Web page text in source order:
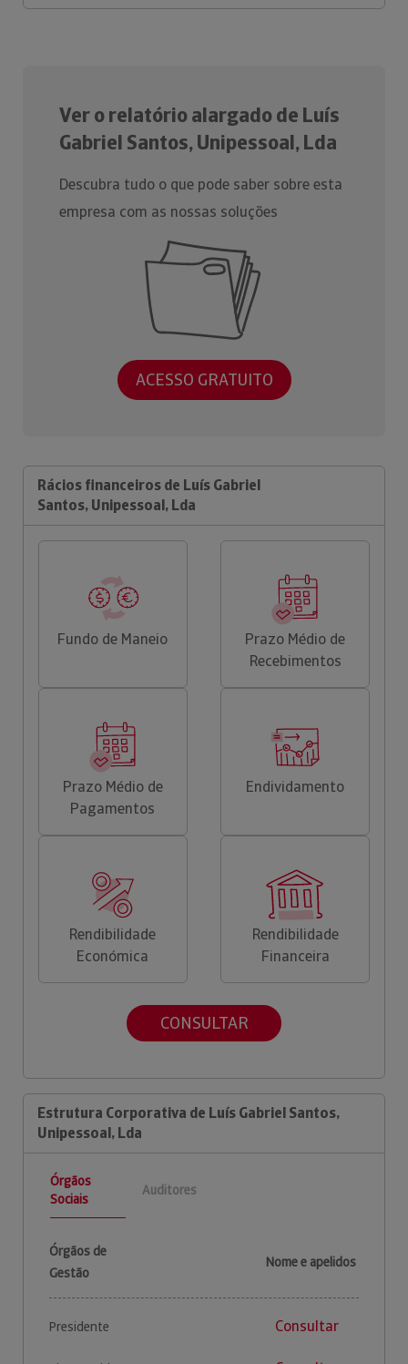
Ver o relatório alargado de Luís
Gabriel Santos, Unipessoal, Lda
Descubra tudo o que pode saber sobre esta
empresa com as nossas soluções
ACESSO GRATUITO
Rácios financeiros de Luís Gabriel
Santos, Unipessoal, Lda
Fundo de Maneio
Prazo Médio de
Recebimentos
Prazo Médio de
Pagamentos
Endividamento
Rendibilidade
Económica
Rendibilidade
Financeira
CONSULTAR
Estrutura Corporativa de Luís Gabriel Santos,
Unipessoal, Lda
Órgãos
Sociais
Auditores
Órgãos de
Gestão
Nome e apelidos
Presidente Consultar